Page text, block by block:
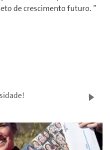
de crescimento futuro. ”